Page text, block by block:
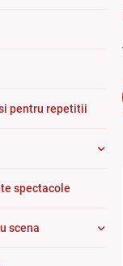
pentru repetitii
spectacole
scena